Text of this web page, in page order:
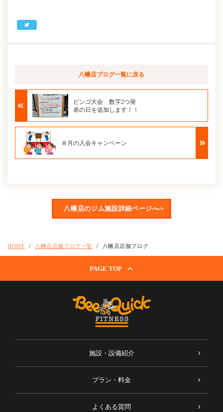
八幡店ブログ一覧に戻る
ビンゴ大会 数字2つ発
表の日を追加します！！
８月の入会キャンペーン
八幡店のジム施設詳細ページへ
HOME 八幡店店舗ブログ一覧 八幡店店舗ブログ
PAGE TOP
施設・設備紹介
プラン・料金
よくある質問